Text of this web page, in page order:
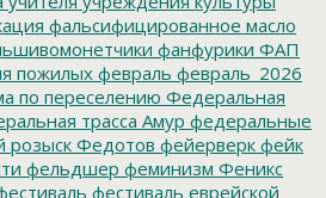
фальсифицированное масло
фанфурики ФАП
пожилых февраль февраль_2026
по переселению Федеральная
трасса Амур федеральные
розыск Федотов фейерверк фейк
фельдшер феминизм Феникс
фестиваль еврейской